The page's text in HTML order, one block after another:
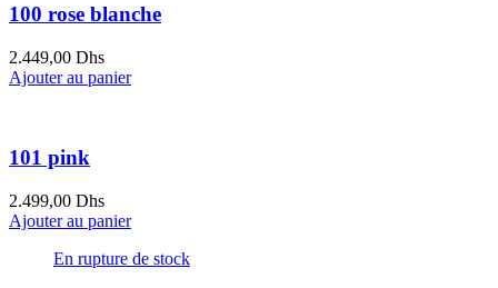
100 rose blanche
2.449,00 Dhs
Ajouter au panier
101 pink
2.499,00 Dhs
Ajouter au panier
En rupture de stock